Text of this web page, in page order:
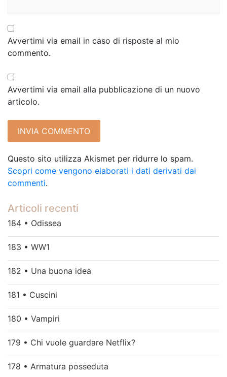
Avvertimi via email in caso di risposte al mio
commento.
Avvertimi via email alla pubblicazione di un nuovo
articolo.
Questo sito utilizza Akismet per ridurre lo spam.
Scopri come vengono elaborati i dati derivati dai
commenti.
Articoli recenti
184 • Odissea
183 • WW1
182 • Una buona idea
181 • Cuscini
180 • Vampiri
179 • Chi vuole guardare Netflix?
178 • Armatura posseduta